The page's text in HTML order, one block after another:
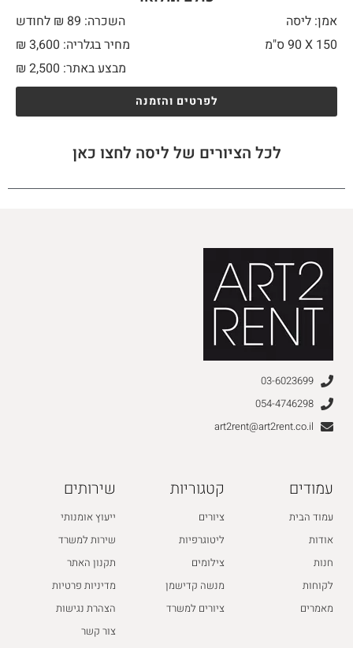
אמן: ליסה
השכרה: 89 ₪ לחודש
150 X
מחיר בגלריה: 3,600 ₪
מבצע באתר:
₪ 2,500
לפרטים והזמנה
לכל הציורים של ליסה לחצו כאן
03-6023699
054-4746298
art2rent@art2rent.co.il
עמודים
עמוד הבית
אודות
חנות
לקוחות
מאמרים
קטגוריות
ציורים
ליטוגרפיות
צילומים
מנשה קדישמן
ציורים למשרד
שירותים
ייעוץ אומנותי
שירות למשרד
תקנון האתר
מדיניות פרטיות
הצהרת נגישות
צור קשר